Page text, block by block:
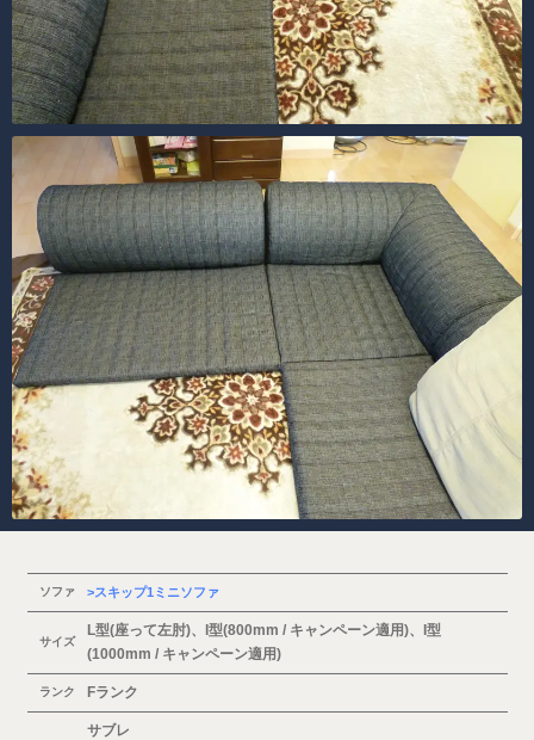
ソファ スキップ1ミニソファ
サイズ
L型(座って左肘)、I型(800mm / キャンペーン適用)、I型
(1000mm / キャンペーン適用)
ランク Fランク
サブレ